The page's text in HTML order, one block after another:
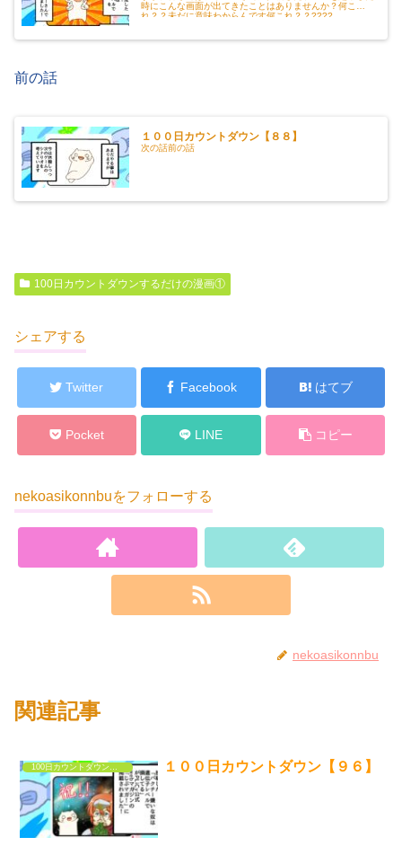
時にこんな画面が出てきたことはありませんか？何こ
れ？？未だに意味わからんです何これ？？????...
前の話
１００日カウントダウン【８８】
次の話前の話
100日カウントダウンするだけの漫画①
シェアする
Twitter Facebook はてブ
Pocket LINE コピー
nekoasikonnbuをフォローする
nekoasikonnbu
関連記事
100日カウントダウンするだけの漫画① １００日カウントダウン【９６】